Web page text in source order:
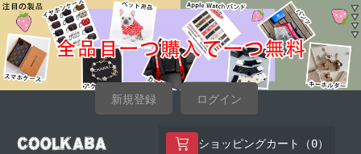
新規登録 ログイン
ショッピングカート（ 0）